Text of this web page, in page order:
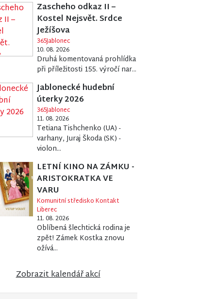
Zascheho odkaz II –
Kostel Nejsvět. Srdce
Ježíšova
365Jablonec
10. 08. 2026
Druhá komentovaná prohlídka
při příležitosti 155. výročí nar...
Jablonecké hudební
úterky 2026
365Jablonec
11. 08. 2026
Tetiana Tishchenko (UA) -
varhany, Juraj Škoda (SK) -
violon...
LETNÍ KINO NA ZÁMKU -
ARISTOKRATKA VE
VARU
Komunitní středisko Kontakt
Liberec
11. 08. 2026
Oblíbená šlechtická rodina je
zpět! Zámek Kostka znovu
ožívá...
Zobrazit kalendář akcí